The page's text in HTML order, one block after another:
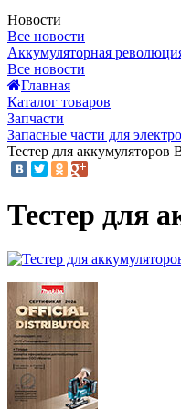
Новости
Все новости
Аккумуляторная
Все новости
Главная
Каталог товаров
Запчасти
Запасные части для
Тестер для аккумуляторов
Тестер для